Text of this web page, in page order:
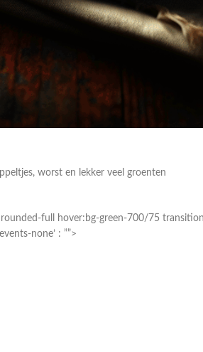
worst en lekker veel groenten
full hover:bg-green-700/75
none’ : ””>